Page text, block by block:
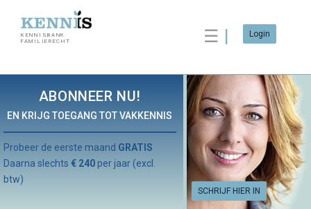
KENNISBANK
FAMILIERECHT
☰ Login
ABONNEER NU!
EN KRIJG TOEGANG TOT VAKKENNIS
SCHRIJF HIER IN
Probeer de eerste maand GRATIS
Daarna slechts € 240 per jaar (excl.
btw)